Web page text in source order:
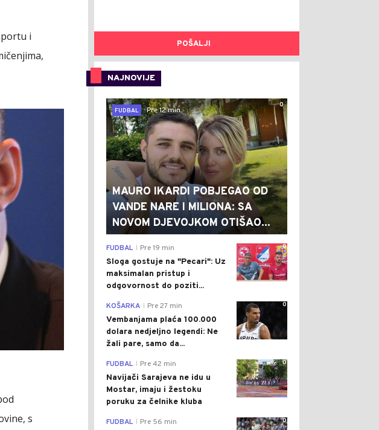
i
s
POŠALJI
NAJNOVIJE
0
FUDBAL
Pre 12 min
MAURO IKARDI POBJEGAO OD
VANDE NARE I MILIONA: SA
NOVOM DJEVOJKOM OTIŠAO...
0
FUDBAL Pre 19 min
Sloga gostuje na "Pecari": Uz
maksimalan pristup i
odgovornost do poziti...
0
KOŠARKA Pre 27 min
Vembanjama plaća 100.000
dolara nedjeljno legendi: Ne
žali pare, samo da...
0
FUDBAL Pre 42 min
Navijači Sarajeva ne idu u
Mostar, imaju i žestoku
poruku za čelnike kluba
0
FUDBAL Pre 56 min